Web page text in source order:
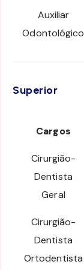
Auxiliar
Odontológico
Superior
Cargos
Cirurgião-
Dentista
Geral
Cirurgião-
Dentista
Ortodentista